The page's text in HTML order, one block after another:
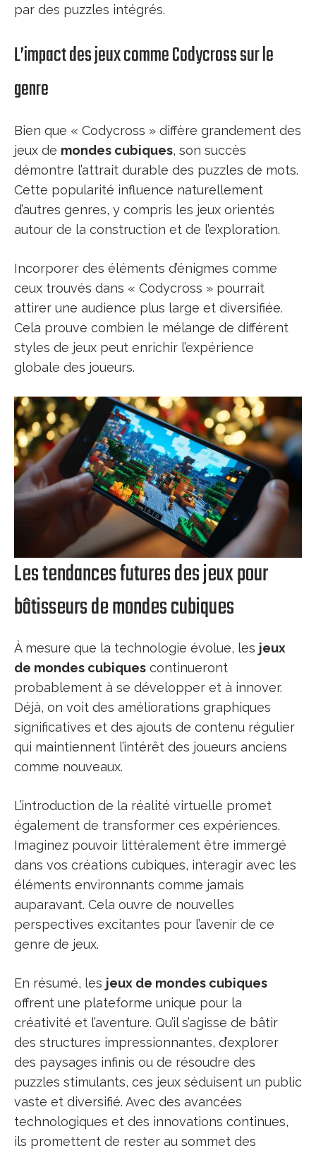
par des puzzles intégrés.
L’impact des jeux comme Codycross sur le
genre
Bien que « Codycross » diffère grandement des
jeux de mondes cubiques, son succès
démontre l’attrait durable des puzzles de mots.
Cette popularité influence naturellement
d’autres genres, y compris les jeux orientés
autour de la construction et de l’exploration.
Incorporer des éléments d’énigmes comme
ceux trouvés dans « Codycross » pourrait
attirer une audience plus large et diversifiée.
Cela prouve combien le mélange de différent
styles de jeux peut enrichir l’expérience
globale des joueurs.
Les tendances futures des jeux pour
bâtisseurs de mondes cubiques
À mesure que la technologie évolue, les jeux
de mondes cubiques continueront
probablement à se développer et à innover.
Déjà, on voit des améliorations graphiques
significatives et des ajouts de contenu régulier
qui maintiennent l’intérêt des joueurs anciens
comme nouveaux.
L’introduction de la réalité virtuelle promet
également de transformer ces expériences.
Imaginez pouvoir littéralement être immergé
dans vos créations cubiques, interagir avec les
éléments environnants comme jamais
auparavant. Cela ouvre de nouvelles
perspectives excitantes pour l’avenir de ce
genre de jeux.
En résumé, les jeux de mondes cubiques
offrent une plateforme unique pour la
créativité et l’aventure. Qu’il s’agisse de bâtir
des structures impressionnantes, d’explorer
des paysages infinis ou de résoudre des
puzzles stimulants, ces jeux séduisent un public
vaste et diversifié. Avec des avancées
technologiques et des innovations continues,
ils promettent de rester au sommet des